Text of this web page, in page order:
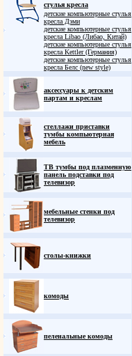
стулья кресла
детские компьютерные стулья
кресла Дэми
детские компьютерные стулья
кресла Libao (Либао, Китай)
детские компьютерные стулья
кресла Kettler (Германия)
детские компьютерные стулья
кресла Белс (new style)
аксессуары к детским
партам и креслам
стеллажи приставки
тумбы компьютерная
мебель
ТВ тумбы под плазменную
панель подставки под
телевизор
мебельные стенки под
телевизор
столы-книжки
комоды
пеленальные комоды